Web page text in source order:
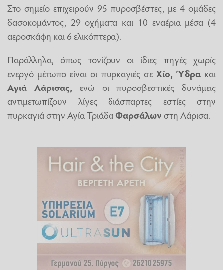
Στο σημείο επιχειρούν 95 πυροσβέστες, με 4 ομάδες
δασοκομάντος, 29 οχήματα και 10 εναέρια μέσα (4
αεροσκάφη και 6 ελικόπτερα).
Παράλληλα, όπως τονίζουν οι ίδιες πηγές χωρίς
ενεργό μέτωπο είναι οι πυρκαγιές σε Χίο, Ύδρακαι
Αγιά Λάρισας, ενώ οι πυροσβεστικές δυνάμεις
αντιμετωπίζουν λίγες διάσπαρτες εστίες στην
πυρκαγιά στην Αγία ΤριάδαΦαρσάλωνστη Λάρισα.